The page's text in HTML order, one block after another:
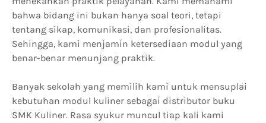
bahwa bidang ini bukan hanya soal teori, tetapi
tentang sikap, komunikasi, dan profesionalitas.
Sehingga, kami menjamin ketersediaan modul yang
benar-benar menunjang praktik.
Banyak sekolah yang memilih kami untuk mensuplai
kebutuhan modul kuliner sebagai distributor buku
SMK Kuliner. Rasa syukur muncul tiap kali kami